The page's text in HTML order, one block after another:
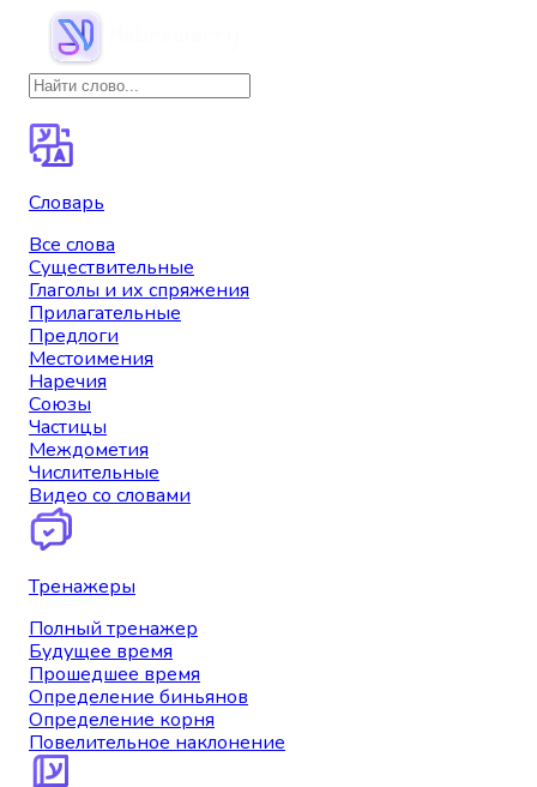
Словарь
Все слова
Существительные
Глаголы и их спряжения
Прилагательные
Предлоги
Местоимения
Наречия
Союзы
Частицы
Междометия
Числительные
Видео со словами
Тренажеры
Полный тренажер
Будущее время
Прошедшее время
Определение биньянов
Определение корня
Повелительное наклонение